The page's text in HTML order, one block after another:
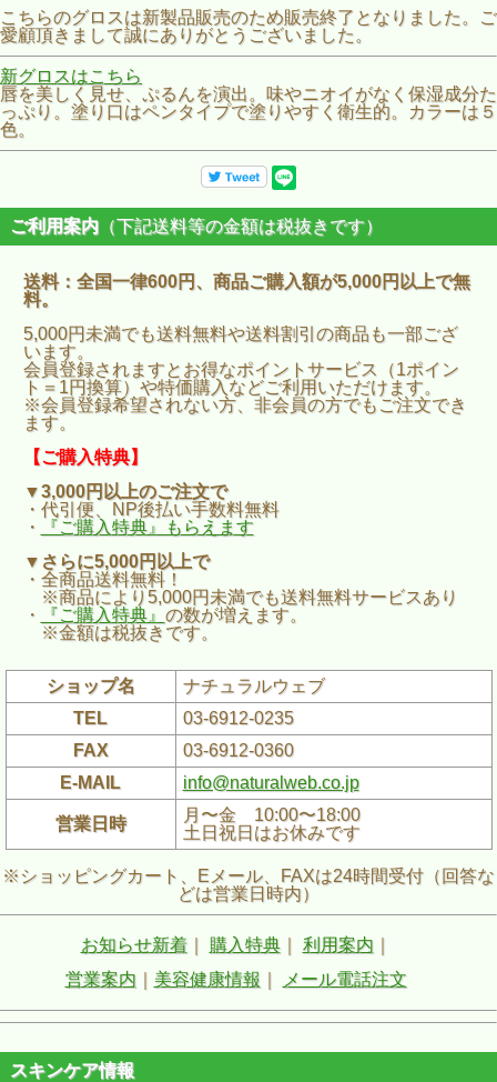
こちらのグロスは新製品販売のため販売終了となりました。ご
愛顧頂きまして誠にありがとうございました。
新グロスはこちら
唇を美しく見せ、ぷるんを演出。味やニオイがなく保湿成分た
っぷり。塗り口はペンタイプで塗りやすく衛生的。カラーは５
色。
ご利用案内 （下記送料等の金額は税抜きです）
送料：全国一律600円、商品ご購入額が5,000円以上で無
料。
5,000円未満でも送料無料や送料割引の商品も一部ござ
います。
会員登録されますとお得なポイントサービス（1ポイン
ト＝1円換算）や特価購入などご利用いただけます。
※会員登録希望されない方、非会員の方でもご注文でき
ます。
【ご購入特典】
▼3,000円以上のご注文で
・代引便、NP後払い手数料無料
・
『ご購入特典』もらえます
▼さらに5,000円以上で
・全商品送料無料！
※商品により5,000円未満でも送料無料サービスあり
・
『ご購入特典』 の数が増えます。
※金額は税抜きです。
ショップ名
ナチュラルウェブ
TEL
03-6912-0235
FAX
03-6912-0360
E-MAIL
info@naturalweb.co.jp
営業日時
月〜金 10:00〜18:00
土日祝日はお休みです
※ショッピングカート、Eメール、FAXは24時間受付（回答な
どは営業日時内）
お知らせ新着｜ 購入特典｜ 利用案内
営業案内
美容健康情報 メール電話注文
スキンケア情報